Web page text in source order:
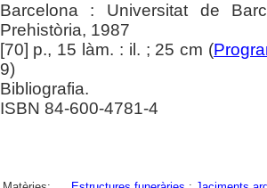
Barcelona : Universitat de
Prehistòria, 1987
[70] p., 15 làm. : il. ; 25 cm (
9)
Bibliografia.
ISBN 84-600-4781-4